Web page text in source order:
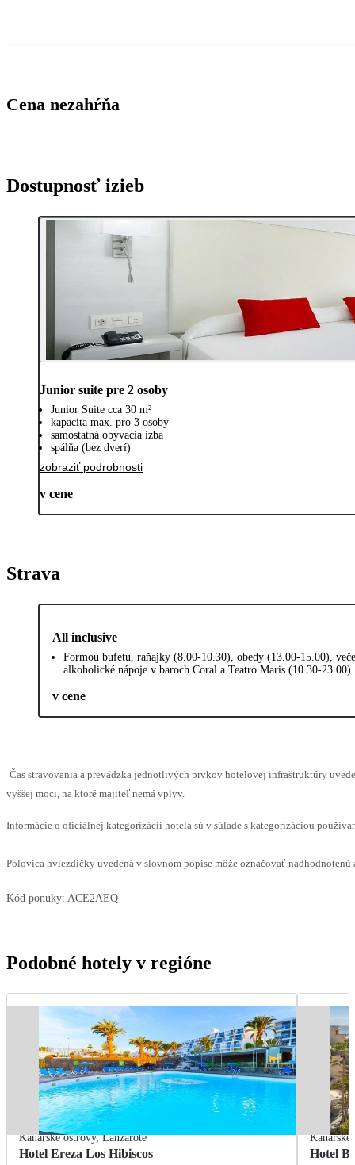
Cena nezahŕňa
Dostupnosť izieb
Junior suite pre 2 osoby
Junior Suite cca 30 m²
kapacita max. pro 3 osoby
samostatná obývacia izba
spálňa (bez dverí)
zobraziť podrobnosti
v cene
Strava
All inclusive
Formou bufetu, raňajky (8.00-10.30), obedy (13.00-15.00),
alkoholické nápoje v baroch Coral a Teatro Maris (10.30-
v cene
Čas stravovania a prevádzka jednotlivých prvkov hotelovej infraštruktúry
vyššej moci, na ktoré majiteľ nemá vplyv.
Informácie o oficiálnej kategorizácii hotela sú v súlade s kategorizáciou
Polovica hviezdičky uvedená v slovnom popise môže označovať
Kód ponuky: ACE2AEQ
Podobné hotely v regióne
Kanárske ostrovy,Lanzarote
Hotel Ereza Los Hibiscos
Kanárske
Hotel